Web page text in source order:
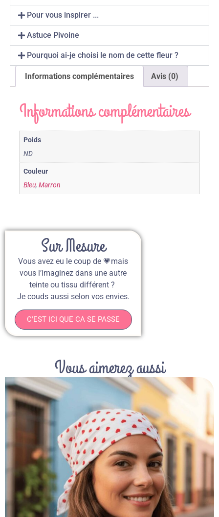
Pour vous inspirer ...
Astuce Pivoine
Pourquoi ai-je choisi le nom de cette fleur ?
Informations complémentaires Avis (0)
Informations complémentaires
Poids
ND
Couleur
Bleu,Marron
Sur Mesure
Vous avez eu le coup de 💗mais
vous l’imaginez dans une autre
teinte ou tissu différent ?
Je couds aussi selon vos envies.
C'EST ICI QUE CA SE PASSE
Vous aimerez aussi